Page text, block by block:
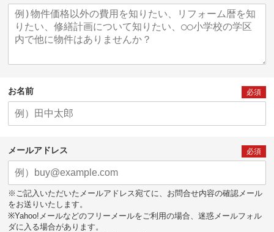
お名前 必須
メールアドレス 必須
※ご記入いただいたメールアドレス宛てに、お問合せ内容の確認メール
をお送りいたします。
※Yahoo!メールなどのフリーメールをご利用の場合、迷惑メールフォル
ダに入る場合があります。